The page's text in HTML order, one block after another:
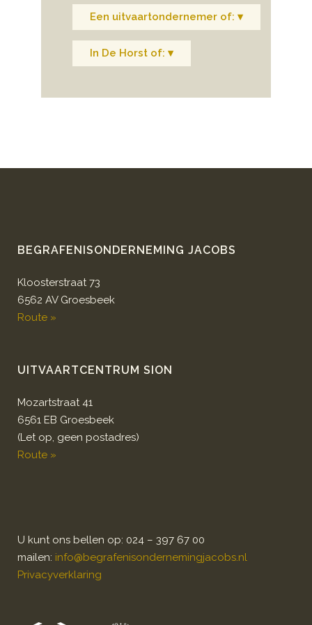
Een uitvaartondernemer of: ▾
In De Horst of: ▾
BEGRAFENISONDERNEMING JACOBS
Kloosterstraat 73
6562 AV Groesbeek
Route »
UITVAARTCENTRUM SION
Mozartstraat 41
6561 EB Groesbeek
(Let op, geen postadres)
Route »
U kunt ons bellen op: 024 – 397 67 00
mailen: info@begrafenisondernemingjacobs.nl
Privacyverklaring